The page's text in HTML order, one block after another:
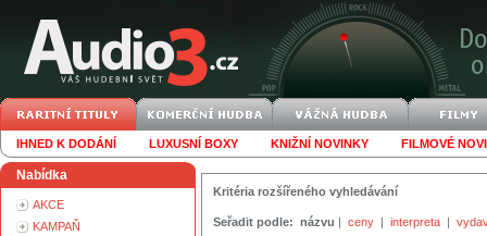
IHNED K DODÁNÍ LUXUSNÍ BOXY KNIŽNÍ NOVINKY FILMOVÉ
Nabídka
AKCE
KAMPAŇ
Kritéria rozšířeného vyhledávání
Seřadit podle: názvu | ceny | interpreta |